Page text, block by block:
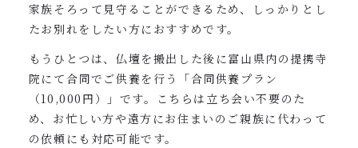
家族そろって見守ることができるため、しっかりとし
たお別れをしたい方におすすめです。
もうひとつは、仏壇を搬出した後に富山県内の提携寺
院にて合同でご供養を行う「合同供養プラン
（10,000円）」です。こちらは立ち会い不要のた
め、お忙しい方や遠方にお住まいのご親族に代わって
の依頼にも対応可能です。